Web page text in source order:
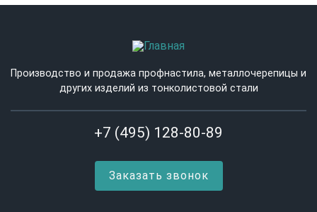
Производство и продажа профнастила, металлочерепицы и
других изделий из тонколистовой стали
+7 (495) 128-80-89
Заказать звонок